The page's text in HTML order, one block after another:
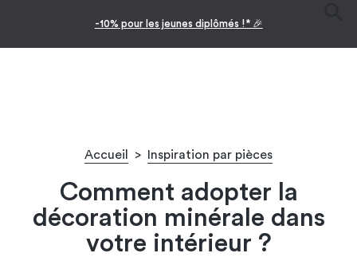
-10% pour les jeunes diplômés !* 🎉
Accueil > Inspiration par pièces
Comment adopter la
décoration minérale dans
votre intérieur ?